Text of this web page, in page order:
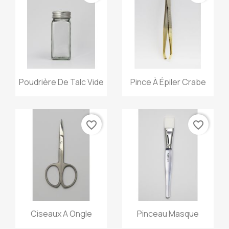
Aperçu rapide
Poudrière De Talc Vide Aperçu rapide
Pince À Épiler Crabe
Aperçu rapide
Ciseaux A Ongle
favorite_border
Aperçu rapide
Pinceau Masque
favorite_border